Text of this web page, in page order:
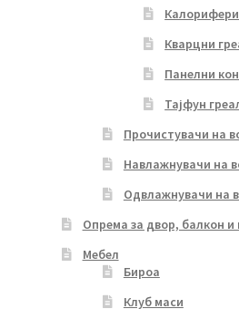
Калорифери
Кварцни
Панелни
Тајфун
Прочистувачи на
Навлажнувачи на
Одвлажнувачи на
Опрема за двор, балкон и
Мебел
Бироа
Клуб маси